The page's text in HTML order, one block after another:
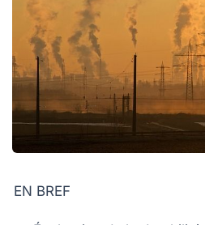
EN BREF